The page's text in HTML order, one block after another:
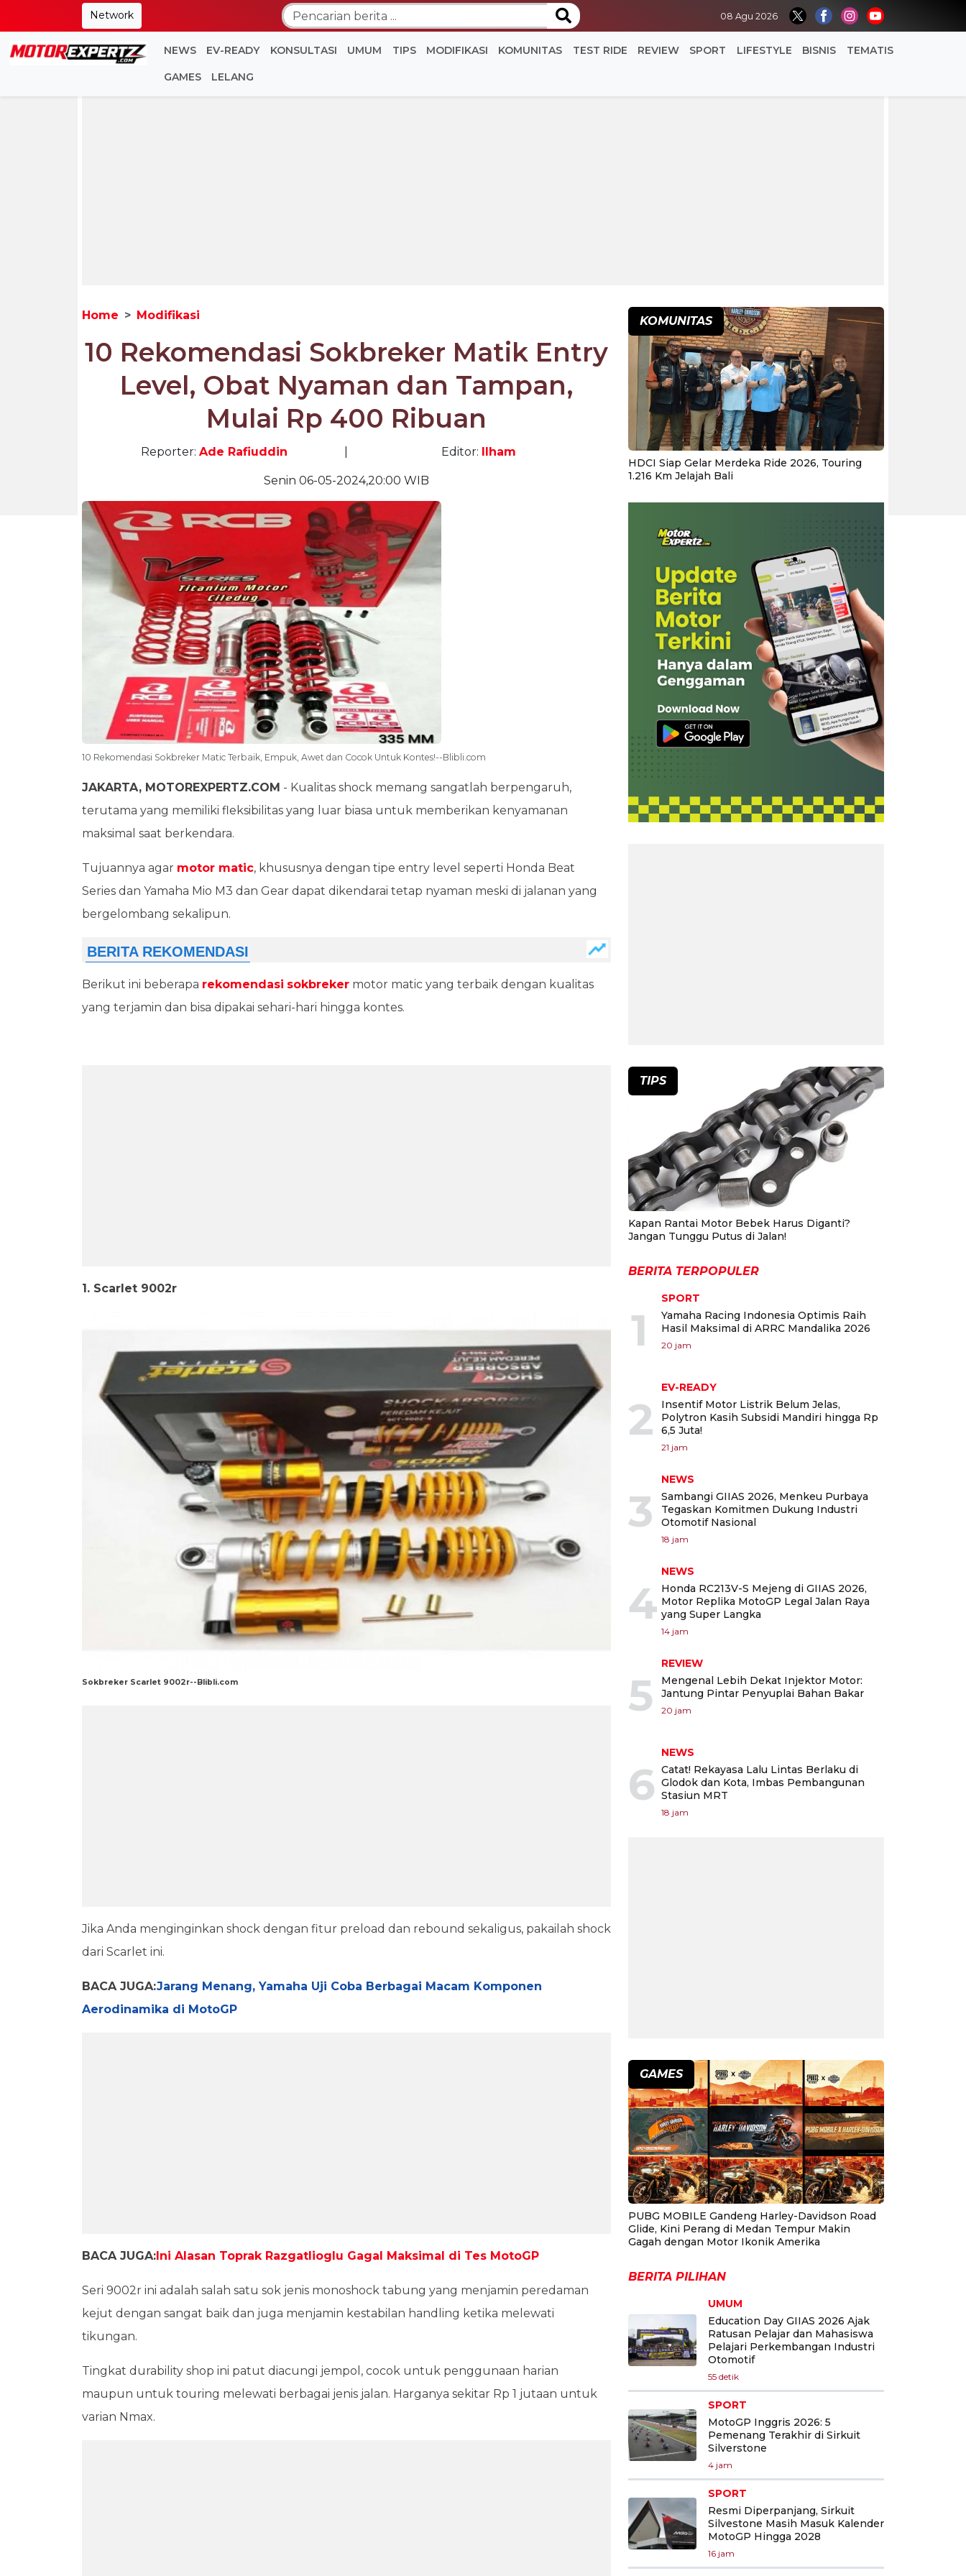
Network 08 Agu 2026
NEWS EV-READY KONSULTASI UMUM TIPS MODIFIKASI KOMUNITAS TEST RIDE REVIEW SPORT LIFESTYLE BISNIS TEMATIS
GAMES LELANG
Home Modifikasi
10 Rekomendasi Sokbreker Matik Entry
Level, Obat Nyaman dan Tampan,
Mulai Rp 400 Ribuan
Reporter: Ade Rafiuddin Editor: Ilham
Senin 06-05-2024,20:00 WIB
10 Rekomendasi Sokbreker Matic Terbaik, Empuk, Awet dan Cocok Untuk Kontes!--Blibli.com
JAKARTA, MOTOREXPERTZ.COM - Kualitas shock memang sangatlah berpengaruh,
terutama yang memiliki fleksibilitas yang luar biasa untuk memberikan kenyamanan
maksimal saat berkendara.
Tujuannya agar motor matic, khususnya dengan tipe entry level seperti Honda Beat
Series dan Yamaha Mio M3 dan Gear dapat dikendarai tetap nyaman meski di jalanan yang
bergelombang sekalipun.
Berikut ini beberapa rekomendasi sokbreker motor matic yang terbaik dengan kualitas
yang terjamin dan bisa dipakai sehari-hari hingga kontes.
1. Scarlet 9002r
Sokbreker Scarlet 9002r--Blibli.com
Jika Anda menginginkan shock dengan fitur preload dan rebound sekaligus, pakailah shock
dari Scarlet ini.
BACA JUGA:Jarang Menang, Yamaha Uji Coba Berbagai Macam Komponen
Aerodinamika di MotoGP
BACA JUGA:Ini Alasan Toprak Razgatlioglu Gagal Maksimal di Tes MotoGP
Seri 9002r ini adalah salah satu sok jenis monoshock tabung yang menjamin peredaman
kejut dengan sangat baik dan juga menjamin kestabilan handling ketika melewati
tikungan.
Tingkat durability shop ini patut diacungi jempol, cocok untuk penggunaan harian
maupun untuk touring melewati berbagai jenis jalan. Harganya sekitar Rp 1 jutaan untuk
varian Nmax.
KOMUNITAS
HDCI Siap Gelar Merdeka Ride 2026, Touring
1.216 Km Jelajah Bali
TIPS
Kapan Rantai Motor Bebek Harus Diganti?
Jangan Tunggu Putus di Jalan!
BERITA TERPOPULER
1
SPORT
Yamaha Racing Indonesia Optimis Raih
Hasil Maksimal di ARRC Mandalika 2026
20 jam
2
EV-READY
Insentif Motor Listrik Belum Jelas,
Polytron Kasih Subsidi Mandiri hingga Rp
6,5 Juta!
21 jam
3
NEWS
Sambangi GIIAS 2026, Menkeu Purbaya
Tegaskan Komitmen Dukung Industri
Otomotif Nasional
18 jam
4
NEWS
Honda RC213V-S Mejeng di GIIAS 2026,
Motor Replika MotoGP Legal Jalan Raya
yang Super Langka
14 jam
5
REVIEW
Mengenal Lebih Dekat Injektor Motor:
Jantung Pintar Penyuplai Bahan Bakar
20 jam
6
NEWS
Catat! Rekayasa Lalu Lintas Berlaku di
Glodok dan Kota, Imbas Pembangunan
Stasiun MRT
18 jam
GAMES
PUBG MOBILE Gandeng Harley-Davidson Road
Glide, Kini Perang di Medan Tempur Makin
Gagah dengan Motor Ikonik Amerika
BERITA PILIHAN
UMUM
Education Day GIIAS 2026 Ajak
Ratusan Pelajar dan Mahasiswa
Pelajari Perkembangan Industri
Otomotif
55 detik
SPORT
MotoGP Inggris 2026: 5
Pemenang Terakhir di Sirkuit
Silverstone
4 jam
SPORT
Resmi Diperpanjang, Sirkuit
Silvestone Masih Masuk Kalender
MotoGP Hingga 2028
16 jam